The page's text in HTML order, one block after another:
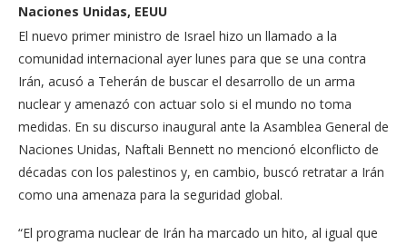
Naciones Unidas, EEUU
El nuevo primer ministro de Israel hizo un llamado a la
comunidad internacional ayer lunes para que se una contra
Irán, acusó a Teherán de buscar el desarrollo de un arma
nuclear y amenazó con actuar solo si el mundo no toma
medidas. En su discurso inaugural ante la Asamblea General de
Naciones Unidas, Naftali Bennett no mencionó elconflicto de
décadas con los palestinos y, en cambio, buscó retratar a Irán
como una amenaza para la seguridad global.
“El programa nuclear de Irán ha marcado un hito, al igual que